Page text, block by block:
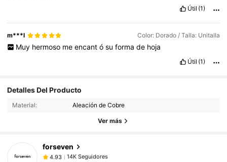
Útil (1)
m***l Color: Dorado / Talla: Unitalla
Muy hermoso me encant ó su forma de hoja
Útil (1)
Detalles Del Producto
Material: Aleación de Cobre
Ver más
forseven
4.93
14K Seguidores
s***eseguidoHace 22 horas